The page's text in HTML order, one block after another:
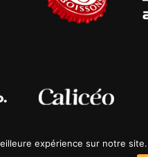
expérience sur notre